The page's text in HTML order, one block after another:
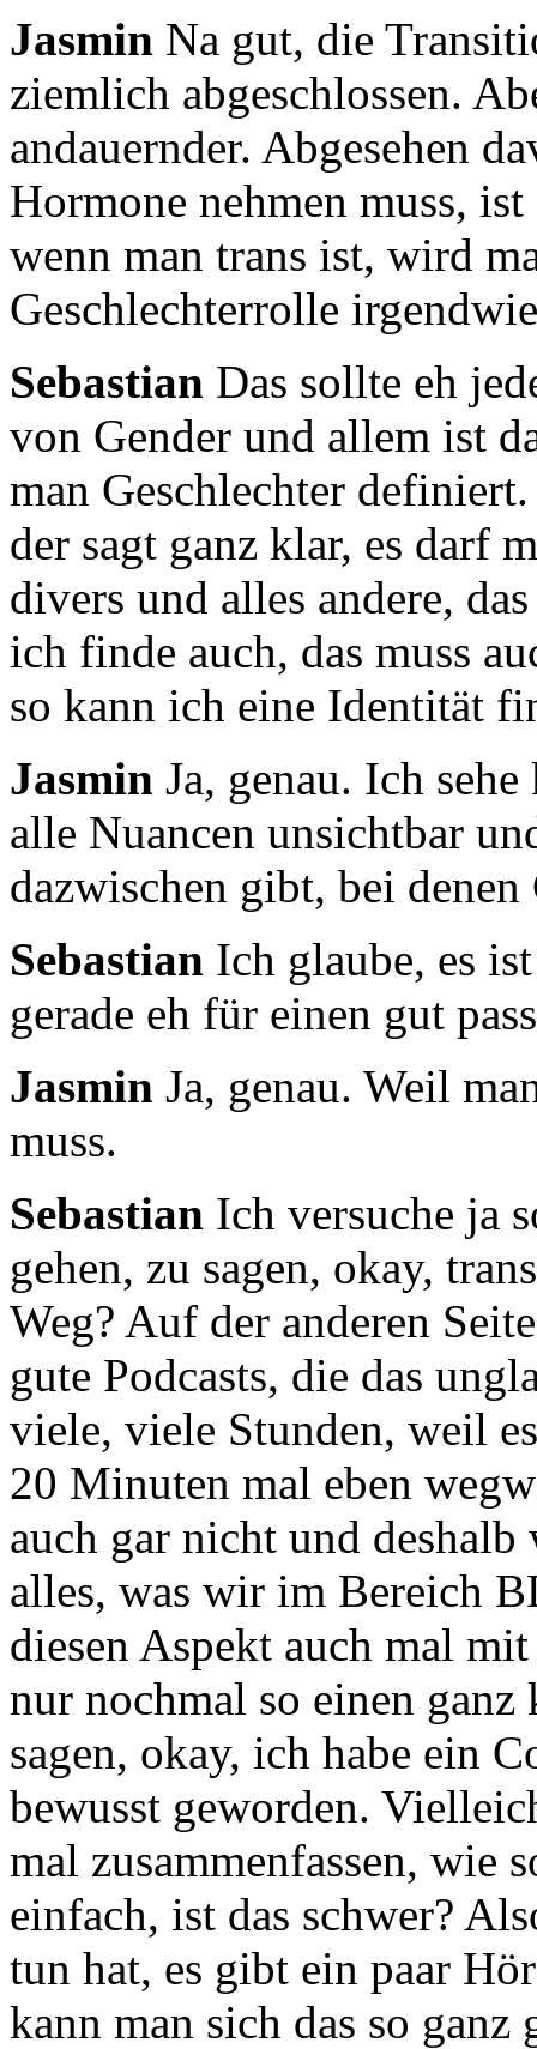
Jasmin Na gut, die
ziemlich abgeschlossen.
andauernder. Abgesehen
Hormone nehmen muss, ist
wenn man trans ist, wird
Geschlechterrolle
Sebastian Das sollte eh
von Gender und allem ist
man Geschlechter
der sagt ganz klar, es darf
divers und alles andere,
ich finde auch, das muss
so kann ich eine Identität
Jasmin Ja, genau. Ich
alle Nuancen unsichtbar
dazwischen gibt, bei
Sebastian Ich glaube, es
gerade eh für einen gut
Jasmin Ja, genau. Weil
muss.
Sebastian Ich versuche ja
gehen, zu sagen, okay,
Weg? Auf der anderen
gute Podcasts, die das
viele, viele Stunden, weil
20 Minuten mal eben
auch gar nicht und
alles, was wir im Bereich
diesen Aspekt auch mal
nur nochmal so einen
sagen, okay, ich habe ein
bewusst geworden.
mal zusammenfassen, wie
einfach, ist das schwer?
tun hat, es gibt ein paar
kann man sich das so ganz